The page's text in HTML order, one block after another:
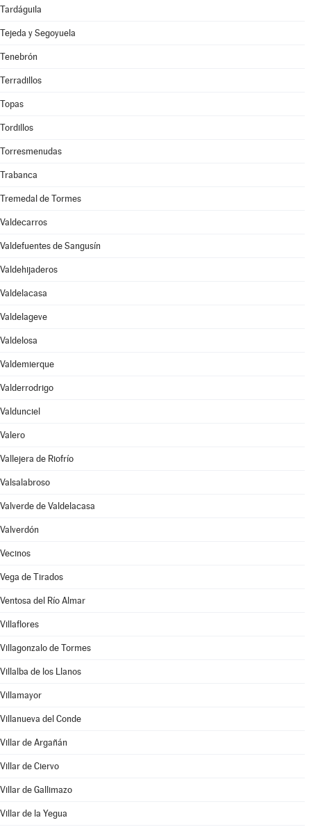
Tardáguila
Tejeda y Segoyuela
Tenebrón
Terradillos
Topas
Tordillos
Torresmenudas
Trabanca
Tremedal de Tormes
Valdecarros
Valdefuentes de Sangusín
Valdehijaderos
Valdelacasa
Valdelageve
Valdelosa
Valdemierque
Valderrodrigo
Valdunciel
Valero
Vallejera de Riofrío
Valsalabroso
Valverde de Valdelacasa
Valverdón
Vecinos
Vega de Tirados
Ventosa del Río Almar
Villaflores
Villagonzalo de Tormes
Villalba de los Llanos
Villamayor
Villanueva del Conde
Villar de Argañán
Villar de Ciervo
Villar de Gallimazo
Villar de la Yegua